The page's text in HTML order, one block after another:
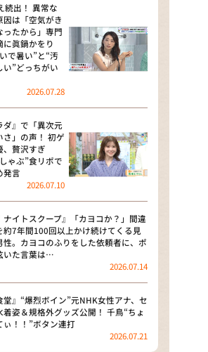
おかえり
合＆A.B.C-Z塚田×福井アナ
なんでやねん！？」（news お
えり）
DAIGOも台所 ～きょうの献立 何
する？～
日はダイアンなり！シーズン２
だ！生です旅サラダ
えて！ニュースライブ 正義の
カタ
ＩＦＥ～夢のカタチ～
新婚さんいらっしゃい！
ツンと一軒家
キ山小屋本館
出！ 異常な
因は「空気がき
ったから」専門
に眞鍋かをり
いで暑い”と“汚
い”どっちがい
2026.07.28
ダ』で「異次元
さ」の声！ 初ゲ
、贅沢すぎ
ゃぶ”食リポで
発言
2026.07.10
ナイトスクープ』「カヨコか？」間違
約7年間100回以上かけ続けてくる見
性。カヨコのふりをした依頼者に、ポ
いた言葉は…
2026.07.14
堂』“爆烈ボイン”元NHK女性アナ、セ
着姿＆規格外グッズ公開！ 千鳥“ちょ
ぃ！！”ボタン連打
2026.07.21